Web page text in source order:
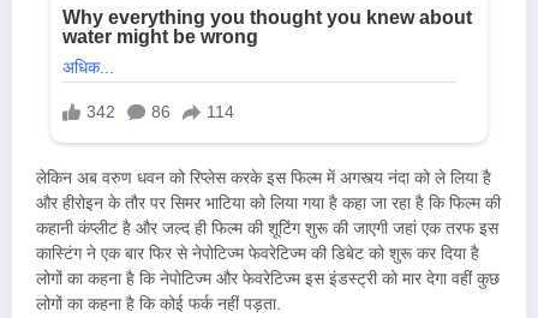
लेकिन अब वरुण धवन को रिप्लेस करके इस फिल्म में अगस्त्य नंदा को ले लिया है
और हीरोइन के तौर पर सिमर भाटिया को लिया गया है कहा जा रहा है कि फिल्म की
कहानी कंप्लीट है और जल्द ही फिल्म की शूटिंग शुरू की जाएगी जहां एक तरफ इस
कास्टिंग ने एक बार फिर से नेपोटिज्म फेवरेटिज्म की डिबेट को शुरू कर दिया है
लोगों का कहना है कि नेपोटिज्म और फेवरेटिज्म इस इंडस्ट्री को मार देगा वहीं कुछ
लोगों का कहना है कि कोई फर्क नहीं पड़ता.